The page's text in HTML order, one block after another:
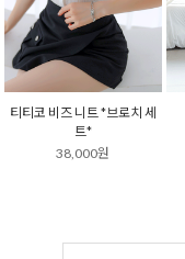
티티코 비즈 니트 *브로치 세
트*
38,000원